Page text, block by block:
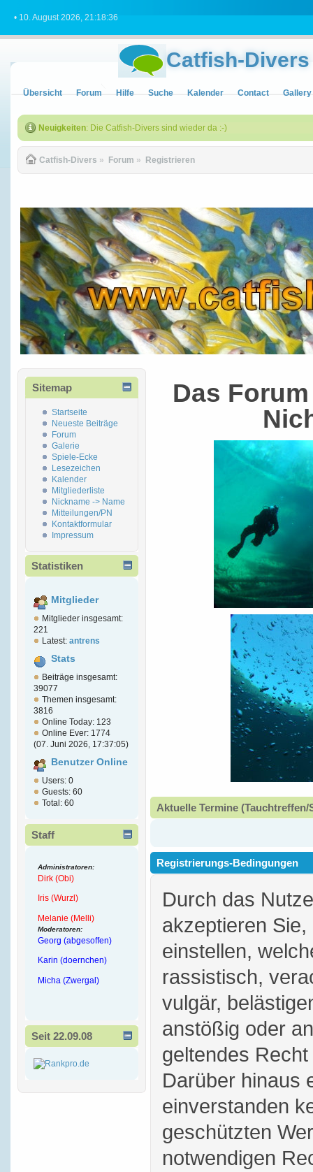
• 10. August 2026, 21:18:36
Catfish-Divers
Übersicht Forum Hilfe Suche Kalender Contact Gallery
Neuigkeiten: Die Catfish-Divers sind wieder da :-)
Catfish-Divers » Forum » Registrieren
Sitemap
Startseite
Neueste Beiträge
Forum
Galerie
Spiele-Ecke
Lesezeichen
Kalender
Mitgliederliste
Nickname -> Name
Mitteilungen/PN
Kontaktformular
Impressum
Statistiken
Mitglieder
Mitglieder insgesamt:
221
Latest: antrens
Stats
Beiträge insgesamt:
39077
Themen insgesamt:
3816
Online Today: 123
Online Ever: 1774
(07. Juni 2026, 17:37:05)
Benutzer Online
Users: 0
Guests: 60
Total: 60
Staff
Administratoren:
Dirk (Obi)
Iris (Wurzl)
Melanie (Melli)
Moderatoren:
Georg (abgesoffen)
Karin (doernchen)
Micha (Zwergal)
Seit 22.09.08
Das
Aktuelle Termine
Registrierungs-Bedingungen
Durch das
akzeptieren
einstellen,
rassistisch,
vulgär,
anstößig oder
geltendes
Darüber hinaus
einverstanden
geschützten
notwendigen